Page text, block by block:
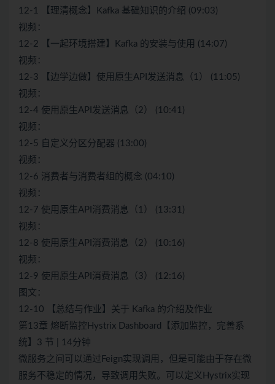
12-1 【理清概念】Kafka 基础知识的介绍 (09:03)
视频：
12-2 【一起环境搭建】Kafka 的安装与使用 (14:07)
视频：
12-3 【边学边做】使用原生API发送消息（1） (11:05)
视频：
12-4 使用原生API发送消息（2） (10:41)
视频：
12-5 自定义分区分配器 (13:00)
视频：
12-6 消费者与消费者组的概念 (04:10)
视频：
12-7 使用原生API消费消息（1） (13:31)
视频：
12-8 使用原生API消费消息（2） (10:16)
视频：
12-9 使用原生API消费消息（3） (12:16)
图文：
12-10 【总结与作业】关于 Kafka 的介绍及作业
第13章 熔断监控Hystrix Dashboard【添加监控，完善系
统】3 节 | 14分钟
微服务之间可以通过Feign实现调用，但是可能由于存在微
服务不稳定的情况，导致调用失败。可以定义Hystrix实现